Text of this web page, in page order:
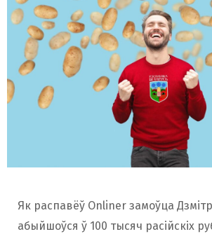
Як распавёў Onliner замоўца
абыйшоўся ў 100 тысяч расійскіх